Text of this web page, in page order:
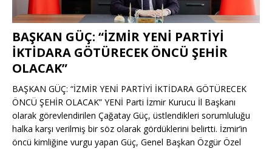
BAŞKAN GÜÇ: “İZMİR YENİ PARTİYİ
İKTİDARA GÖTÜRECEK ÖNCÜ ŞEHİR
OLACAK”
BAŞKAN GÜÇ: “İZMİR YENİ PARTİYİ İKTİDARA GÖTÜRECEK
ÖNCÜ ŞEHİR OLACAK” YENİ Parti İzmir Kurucu İl Başkanı
olarak görevlendirilen Çağatay Güç, üstlendikleri sorumluluğu
halka karşı verilmiş bir söz olarak gördüklerini belirtti. İzmir’in
öncü kimliğine vurgu yapan Güç, Genel Başkan Özgür Özel